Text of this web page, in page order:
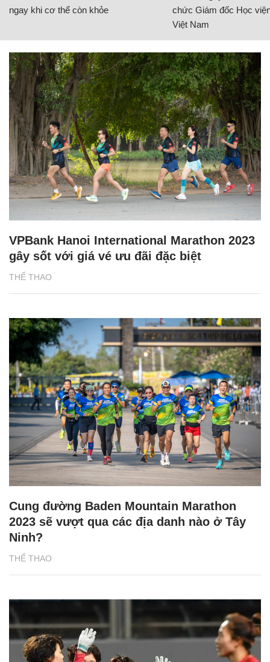
ngay khi cơ thể còn khỏe
chức Giám đốc Học
Việt Nam
THỂ THAO
VPBank Hanoi International Marathon 2023
gây sốt với giá vé ưu đãi đặc biệt
THỂ THAO
Cung đường Baden Mountain Marathon
2023 sẽ vượt qua các địa danh nào ở Tây
Ninh?